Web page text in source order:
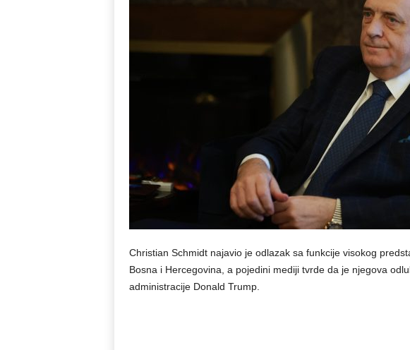
Christian Schmidt najavio je odlazak sa funkcije visokog
Bosna i Hercegovina, a pojedini mediji tvrde da je njegova
administracije Donald Trump.